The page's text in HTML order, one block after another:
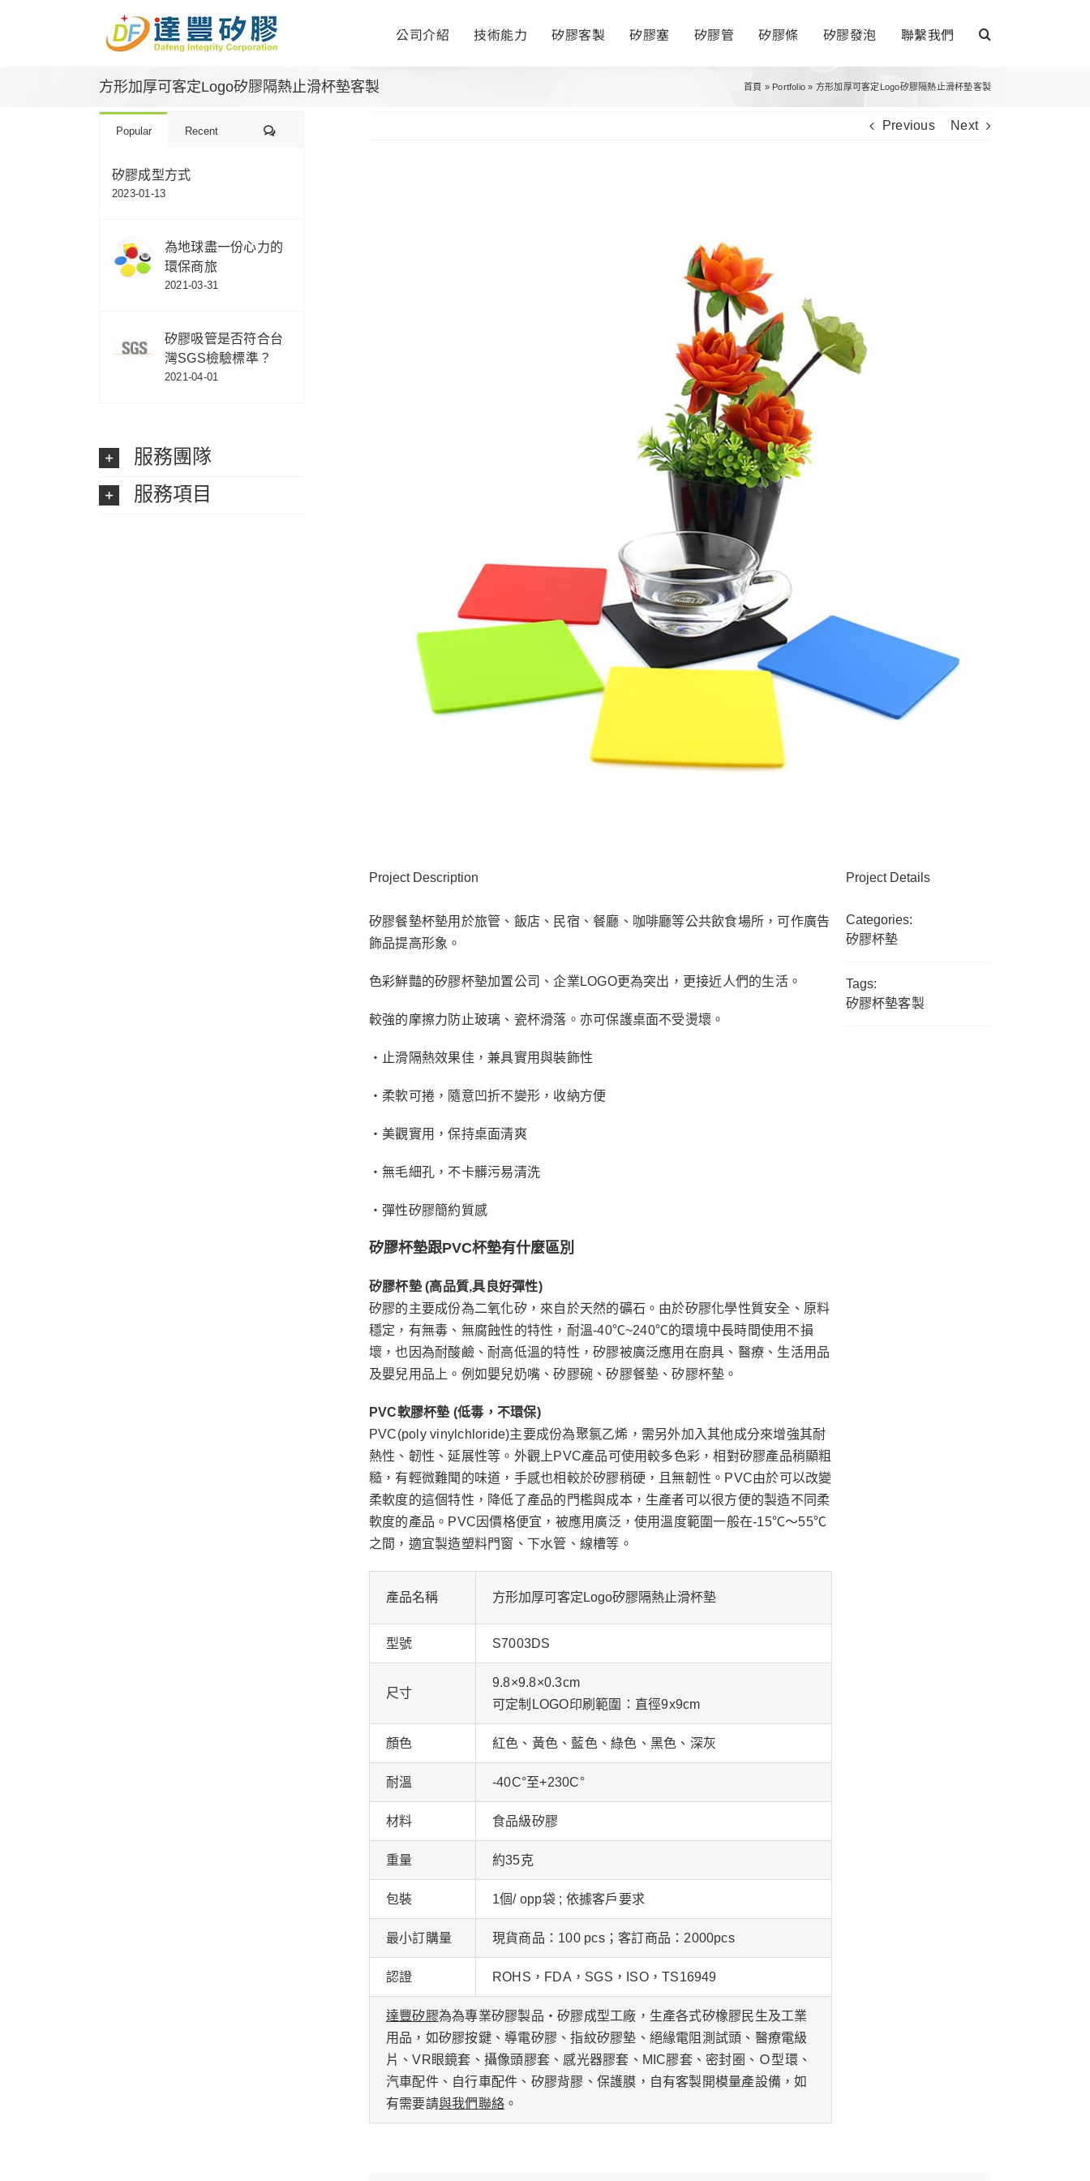
公司介紹 技術能力 矽膠客製 矽膠塞 矽膠管 矽膠條 矽膠發泡 聯繫我們
方形加厚可客定Logo矽膠隔熱止滑杯墊客製 首頁 » Portfolio » 方形加厚可客定Logo矽膠隔熱止滑杯墊客製
Previous Next
Project Description
矽膠餐墊杯墊用於旅管、飯店、民宿、餐廳、咖啡廳等公共飲食場所，可作廣告
飾品提高形象。
色彩鮮豔的矽膠杯墊加置公司、企業LOGO更為突出，更接近人們的生活。
較強的摩擦力防止玻璃、瓷杯滑落。亦可保護桌面不受燙壞。
‧止滑隔熱效果佳，兼具實用與裝飾性
‧柔軟可捲，隨意凹折不變形，收納方便
‧美觀實用，保持桌面清爽
‧無毛細孔，不卡髒污易清洗
‧彈性矽膠簡約質感
矽膠杯墊跟PVC杯墊有什麼區別
矽膠杯墊 (高品質,具良好彈性)
矽膠的主要成份為二氧化矽，來自於天然的礦石。由於矽膠化學性質安全、原料
穩定，有無毒、無腐蝕性的特性，耐溫-40℃~240℃的環境中長時間使用不損
壞，也因為耐酸鹼、耐高低溫的特性，矽膠被廣泛應用在廚具、醫療、生活用品
及嬰兒用品上。例如嬰兒奶嘴、矽膠碗、矽膠餐墊、矽膠杯墊。
PVC軟膠杯墊 (低毒，不環保)
PVC(poly vinylchloride)主要成份為聚氯乙烯，需另外加入其他成分來增強其耐
熱性、韌性、延展性等。外觀上PVC產品可使用較多色彩，相對矽膠產品稍顯粗
糙，有輕微難聞的味道，手感也相較於矽膠稍硬，且無韌性。PVC由於可以改變
柔軟度的這個特性，降低了產品的門檻與成本，生產者可以很方便的製造不同柔
軟度的產品。PVC因價格便宜，被應用廣泛，使用溫度範圍一般在-15℃～55℃
之間，適宜製造塑料門窗、下水管、線槽等。
產品名稱 方形加厚可客定Logo矽膠隔熱止滑杯墊
型號 S7003DS
尺寸
9.8×9.8×0.3cm
可定制LOGO印刷範圍：直徑9x9cm
顏色 紅色、黃色、藍色、綠色、黑色、深灰
耐溫 -40C°至+230C°
材料 食品級矽膠
重量 約35克
包裝 1個/ opp袋 ; 依據客戶要求
最小訂購量 現貨商品：100 pcs；客訂商品：2000pcs
認證 ROHS，FDA，SGS，ISO，TS16949
達豐矽膠為為專業矽膠製品・矽膠成型工廠，生產各式矽橡膠民生及工業
用品，如矽膠按鍵、導電矽膠、指紋矽膠墊、絕緣電阻測試頭、醫療電級
片、VR眼鏡套、攝像頭膠套、感光器膠套、MIC膠套、密封圈、Ｏ型環、
汽車配件、自行車配件、矽膠背膠、保護膜，自有客製開模量產設備，如
有需要請與我們聯絡 。
Project Details
Categories:
矽膠杯墊
Tags:
矽膠杯墊客製
Popular Recent Comments
矽膠成型方式
2023-01-13
為地球盡一份心力的
環保商旅
2021-03-31
矽膠吸管是否符合台
灣SGS檢驗標準？
2021-04-01
服務團隊
服務項目